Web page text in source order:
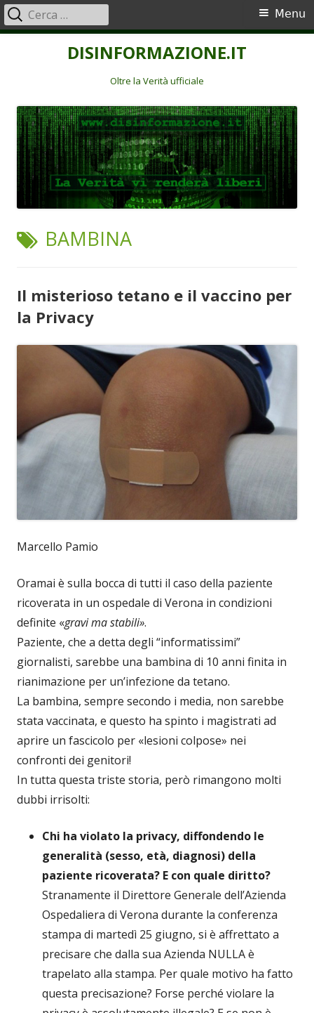
DISINFORMAZIONE.IT
Oltre la Verità ufficiale
Menu
principale
Menu
Ricerca
per:
TAG:
BAMBINA
Il misterioso tetano e il vaccino per
la Privacy
Marcello Pamio
Oramai è sulla bocca di tutti il caso della paziente
ricoverata in un ospedale di Verona in condizioni
definite «gravi ma stabili».
Paziente, che a detta degli “informatissimi”
giornalisti, sarebbe una bambina di 10 anni finita in
rianimazione per un’infezione da tetano.
La bambina, sempre secondo i media, non sarebbe
stata vaccinata, e questo ha spinto i magistrati ad
aprire un fascicolo per «lesioni colpose» nei
confronti dei genitori!
In tutta questa triste storia, però rimangono molti
dubbi irrisolti:
Chi ha violato la privacy, diffondendo le
generalità (sesso, età, diagnosi) della
paziente ricoverata? E con quale diritto?
Stranamente il Direttore Generale dell’Azienda
Ospedaliera di Verona durante la conferenza
stampa di martedì 25 giugno, si è affrettato a
precisare che dalla sua Azienda NULLA è
trapelato alla stampa. Per quale motivo ha fatto
questa precisazione? Forse perché violare la